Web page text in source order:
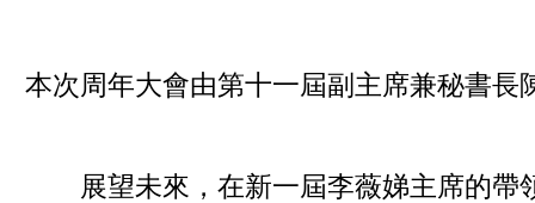
本次周年大會由第十一屆副主席兼秘書長
展望未來，在新一屆李薇娣主席的帶